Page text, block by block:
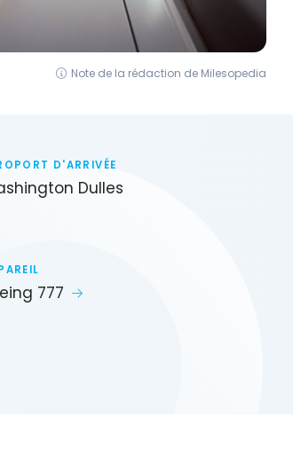
Note de la rédaction de Milesopedia
D'ARRIVÉE
Dulles
777